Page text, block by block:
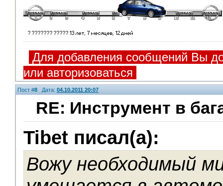
Для добавления сообщений Вы
или авторизоваться
Пост #8 Дата: 04.10.2011 20:07
RE: Инструмент в
Tibet писал(а):
Вожу необходимый
Помощники